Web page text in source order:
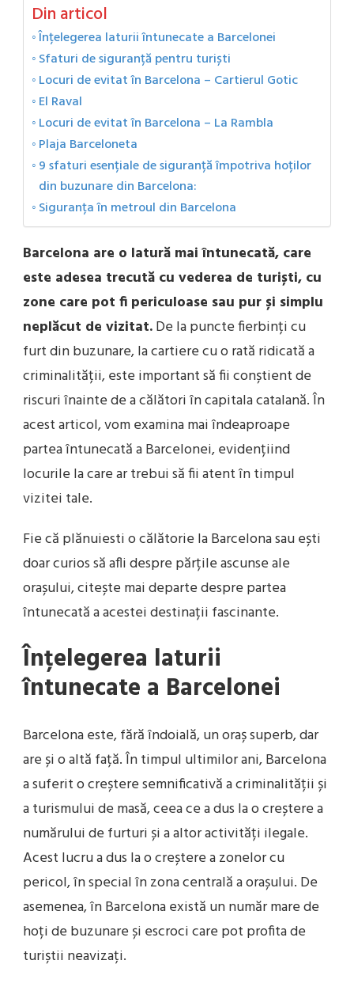
Din articol
Înțelegerea laturii întunecate a Barcelonei
Sfaturi de siguranță pentru turiști
Locuri de evitat în Barcelona – Cartierul Gotic
El Raval
Locuri de evitat în Barcelona – La Rambla
Plaja Barceloneta
9 sfaturi esențiale de siguranță împotriva hoților
din buzunare din Barcelona:
Siguranța în metroul din Barcelona
Barcelona are o latură mai întunecată, care
este adesea trecută cu vederea de turiști, cu
zone care pot fi periculoase sau pur și simplu
neplăcut de vizitat.De la puncte fierbinți cu
furt din buzunare, la cartiere cu o rată ridicată a
criminalității, este important să fii conștient de
riscuri înainte de a călători în capitala catalană. În
acest articol, vom examina mai îndeaproape
partea întunecată a Barcelonei, evidențiind
locurile la care ar trebui să fii atent în timpul
vizitei tale.
Fie că plănuiesti o călătorie la Barcelona sau ești
doar curios să afli despre părțile ascunse ale
orașului, citește mai departe despre partea
întunecată a acestei destinații fascinante.
Înțelegerea laturii
întunecate a Barcelonei
Barcelona este, fără îndoială, un oraș superb, dar
are și o altă față. În timpul ultimilor ani, Barcelona
a suferit o creștere semnificativă a criminalității și
a turismului de masă, ceea ce a dus la o creștere a
numărului de furturi și a altor activități ilegale.
Acest lucru a dus la o creștere a zonelor cu
pericol, în special în zona centrală a orașului. De
asemenea, în Barcelona există un număr mare de
hoți de buzunare și escroci care pot profita de
turiștii neavizați.